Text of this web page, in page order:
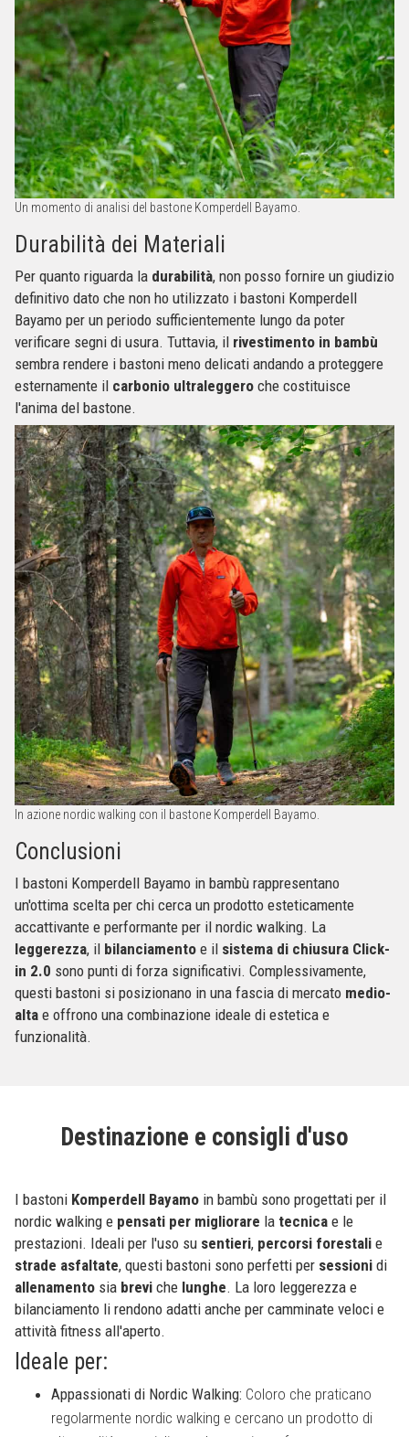
Un momento di analisi del bastone Komperdell Bayamo.
Durabilità dei Materiali
Per quanto riguarda la durabilità, non posso fornire un giudizio
definitivo dato che non ho utilizzato i bastoni Komperdell
Bayamo per un periodo sufficientemente lungo da poter
verificare segni di usura. Tuttavia, il rivestimento in bambù
sembra rendere i bastoni meno delicati andando a proteggere
esternamente il carbonio ultraleggero che costituisce
l'anima del bastone.
In azione nordic walking con il bastone Komperdell Bayamo.
Conclusioni
I bastoni Komperdell Bayamo in bambù rappresentano
un'ottima scelta per chi cerca un prodotto esteticamente
accattivante e performante per il nordic walking. La
leggerezza, il bilanciamento e il sistema di chiusura Click-
in 2.0 sono punti di forza significativi. Complessivamente,
questi bastoni si posizionano in una fascia di mercato medio-
alta e offrono una combinazione ideale di estetica e
funzionalità.
Destinazione e consigli d'uso
I bastoni Komperdell Bayamo in bambù sono progettati per il
nordic walking e pensati per migliorare la tecnica e le
prestazioni. Ideali per l'uso su sentieri, percorsi forestali e
strade asfaltate, questi bastoni sono perfetti per sessioni di
allenamento sia brevi che lunghe. La loro leggerezza e
bilanciamento li rendono adatti anche per camminate veloci e
attività fitness all'aperto.
Ideale per:
Appassionati di Nordic Walking: Coloro che praticano
regolarmente nordic walking e cercano un prodotto di